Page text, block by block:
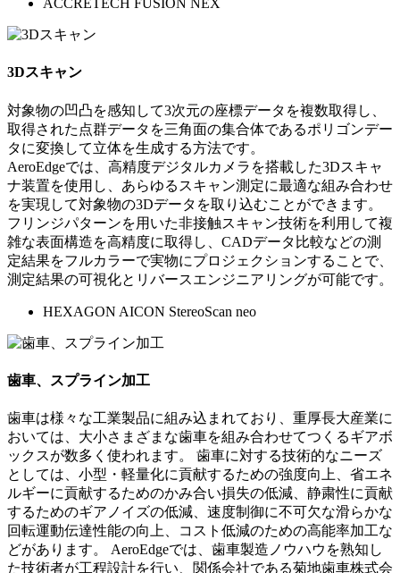
ACCRETECH FUSION NEX
3Dスキャン
対象物の凹凸を感知して3次元の座標データを複数取得し、
取得された点群データを三角面の集合体であるポリゴンデー
タに変換して立体を生成する方法です。
AeroEdgeでは、高精度デジタルカメラを搭載した3Dスキャ
ナ装置を使用し、あらゆるスキャン測定に最適な組み合わせ
を実現して対象物の3Dデータを取り込むことができます。
フリンジパターンを用いた非接触スキャン技術を利用して複
雑な表面構造を高精度に取得し、CADデータ比較などの測
定結果をフルカラーで実物にプロジェクションすることで、
測定結果の可視化とリバースエンジニアリングが可能です。
HEXAGON AICON StereoScan neo
歯車、スプライン加工
歯車は様々な工業製品に組み込まれており、重厚長大産業に
おいては、大小さまざまな歯車を組み合わせてつくるギアボ
ックスが数多く使われます。 歯車に対する技術的なニーズ
としては、小型・軽量化に貢献するための強度向上、省エネ
ルギーに貢献するためのかみ合い損失の低減、静粛性に貢献
するためのギアノイズの低減、速度制御に不可欠な滑らかな
回転運動伝達性能の向上、コスト低減のための高能率加工な
どがあります。 AeroEdgeでは、歯車製造ノウハウを熟知し
た技術者が工程設計を行い、関係会社である菊地歯車株式会